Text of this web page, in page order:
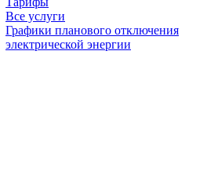
Все услуги
Графики планового отключения
электрической энергии